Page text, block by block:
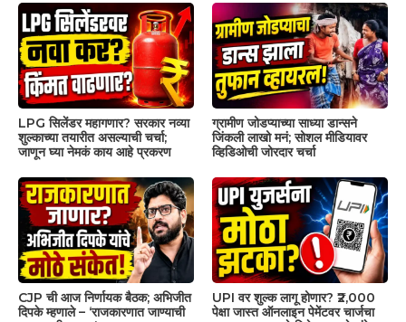
LPG सिलेंडर महागणार? सरकार नव्या
शुल्काच्या तयारीत असल्याची चर्चा;
जाणून घ्या नेमकं काय आहे प्रकरण
ग्रामीण जोडप्याच्या साध्या डान्सने
जिंकली लाखो मनं; सोशल मीडियावर
व्हिडिओची जोरदार चर्चा
CJP ची आज निर्णायक बैठक; अभिजीत
दिपके म्हणाले – ‘राजकारणात जाण्याची
UPI वर शुल्क लागू होणार? ₹2,000
पेक्षा जास्त ऑनलाइन पेमेंटवर चार्जचा